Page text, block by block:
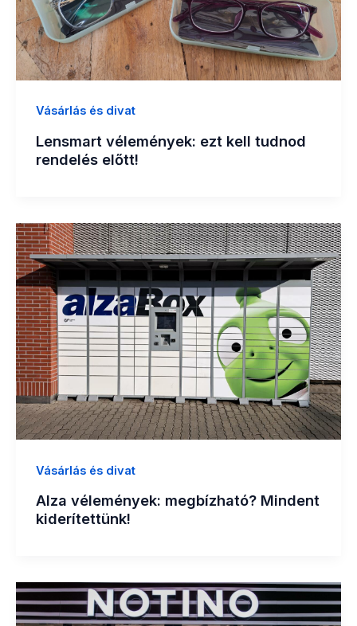
Vásárlás és divat
Lensmart vélemények: ezt kell tudnod
rendelés előtt!
Vásárlás és divat
Alza vélemények: megbízható? Mindent
kiderítettünk!